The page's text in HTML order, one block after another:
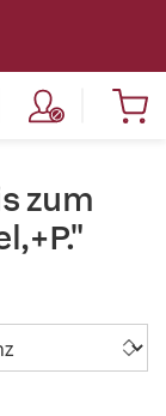
zum